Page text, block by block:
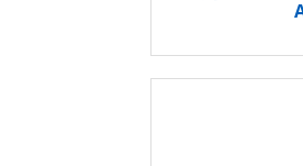
lúc này lúc
hoảng loạn